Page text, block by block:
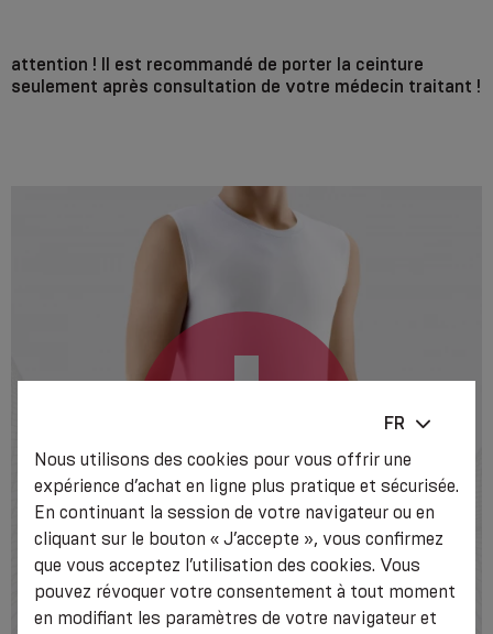
attention ! Il est recommandé de porter la ceinture
seulement après consultation de votre médecin traitant !
FR
Nous utilisons des cookies pour vous offrir une
expérience d’achat en ligne plus pratique et sécurisée.
En continuant la session de votre navigateur ou en
cliquant sur le bouton « J’accepte », vous confirmez
que vous acceptez l’utilisation des cookies. Vous
pouvez révoquer votre consentement à tout moment
en modifiant les paramètres de votre navigateur et